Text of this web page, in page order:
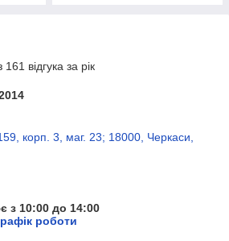
відгука за рік
корп. 3, маг. 23; 18000, Черкаси,
з 10:00 до 14:00
роботи